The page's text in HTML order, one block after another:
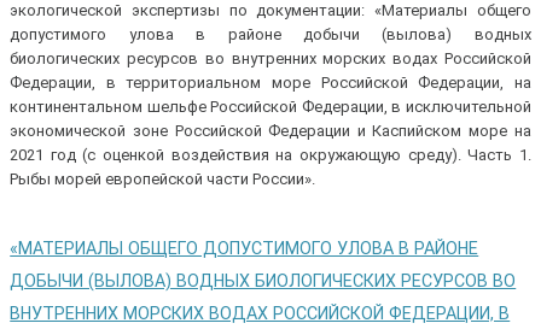
экологической экспертизы по документации: «Материалы общего
допустимого улова в районе добычи (вылова) водных
биологических ресурсов во внутренних морских водах Российской
Федерации, в территориальном море Российской Федерации, на
континентальном шельфе Российской Федерации, в исключительной
экономической зоне Российской Федерации и Каспийском море на
2021 год (с оценкой воздействия на окружающую среду). Часть 1.
Рыбы морей европейской части России».
«МАТЕРИАЛЫ ОБЩЕГО ДОПУСТИМОГО УЛОВА В РАЙОНЕ
ДОБЫЧИ (ВЫЛОВА) ВОДНЫХ БИОЛОГИЧЕСКИХ РЕСУРСОВ ВО
ВНУТРЕННИХ МОРСКИХ ВОДАХ РОССИЙСКОЙ ФЕДЕРАЦИИ, В